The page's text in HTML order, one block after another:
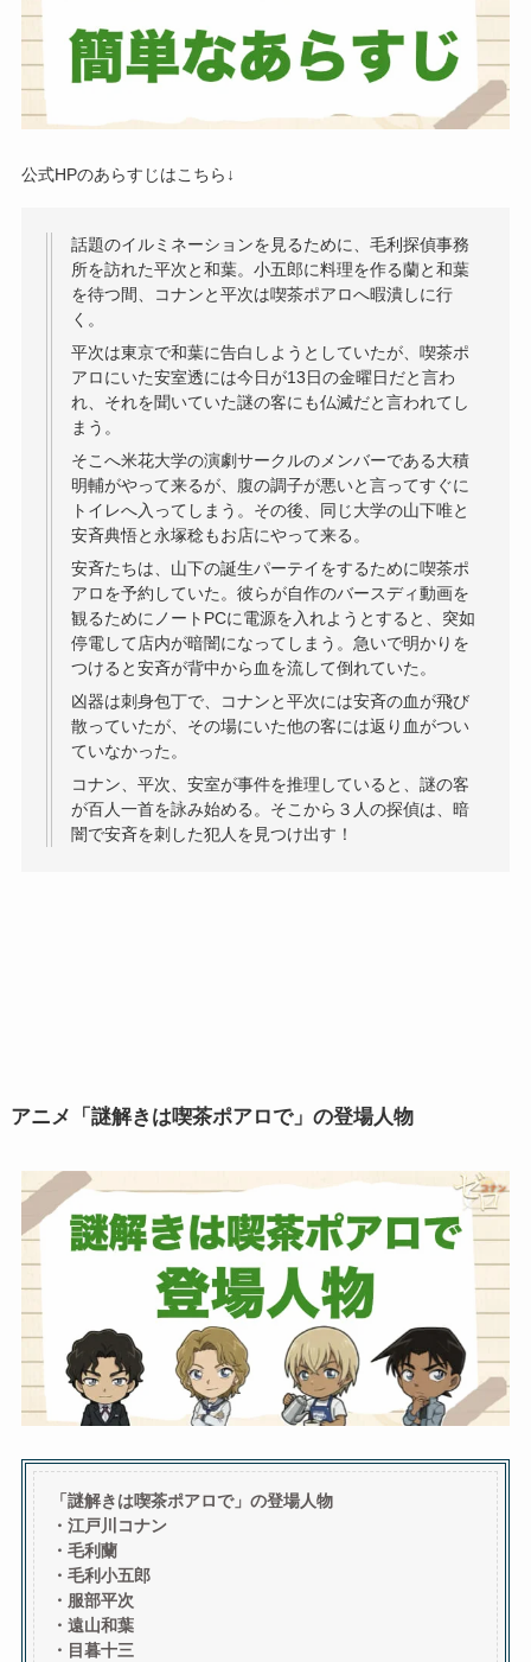
公式HPのあらすじはこちら↓
話題のイルミネーションを見るために、毛利探偵事務
所を訪れた平次と和葉。小五郎に料理を作る蘭と和葉
を待つ間、コナンと平次は喫茶ポアロへ暇潰しに行
く。
平次は東京で和葉に告白しようとしていたが、喫茶ポ
アロにいた安室透には今日が13日の金曜日だと言わ
れ、それを聞いていた謎の客にも仏滅だと言われてし
まう。
そこへ米花大学の演劇サークルのメンバーである大積
明輔がやって来るが、腹の調子が悪いと言ってすぐに
トイレへ入ってしまう。その後、同じ大学の山下唯と
安斉典悟と永塚稔もお店にやって来る。
安斉たちは、山下の誕生パーテイをするために喫茶ポ
アロを予約していた。彼らが自作のバースディ動画を
観るためにノートPCに電源を入れようとすると、突如
停電して店内が暗闇になってしまう。急いで明かりを
つけると安斉が背中から血を流して倒れていた。
凶器は刺身包丁で、コナンと平次には安斉の血が飛び
散っていたが、その場にいた他の客には返り血がつい
ていなかった。
コナン、平次、安室が事件を推理していると、謎の客
が百人一首を詠み始める。そこから３人の探偵は、暗
闇で安斉を刺した犯人を見つけ出す！
アニメ「謎解きは喫茶ポアロで」の登場人物
「謎解きは喫茶ポアロで」の登場人物
・江戸川コナン
・毛利蘭
・毛利小五郎
・服部平次
・遠山和葉
・目暮十三